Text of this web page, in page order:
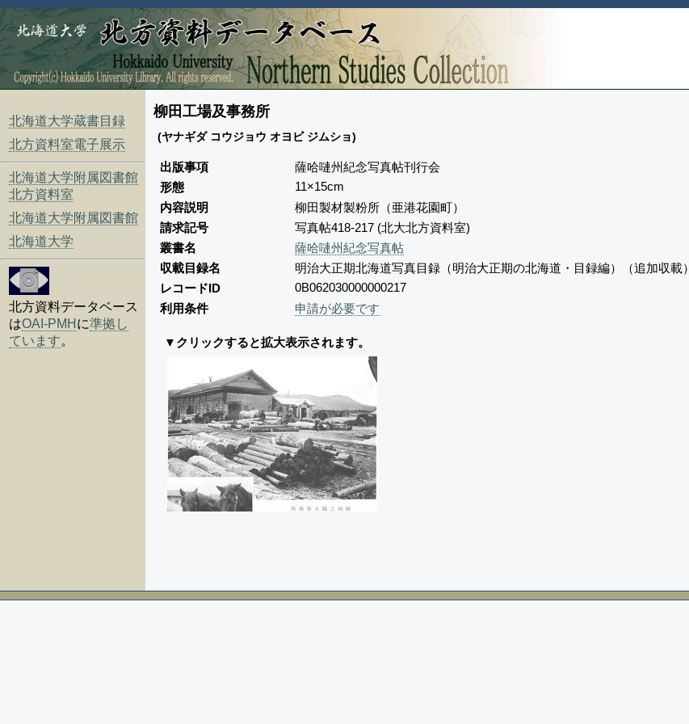
北海道大学蔵書目録
北方資料室電子展示
北海道大学附属図書館
北方資料室
北海道大学附属図書館
北海道大学
北方資料データベース
はOAI-PMH に準拠し
ています。
柳田工場及事務所
(ヤナギダ コウジョウ オヨビ ジムショ)
出版事項
薩哈嗹州紀念写真帖刊行会
形態
11×15cm
内容説明
柳田製材製粉所（亜港花園町）
請求記号
写真帖418-217 (北大北方資料室)
叢書名
薩哈嗹州紀念写真帖
収載目録名
明治大正期北海道写真目録（明治大正期の北海道・目録編）（追加収載）
レコードID
0B062030000000217
利用条件
申請が必要です
▼クリックすると拡大表示されます。